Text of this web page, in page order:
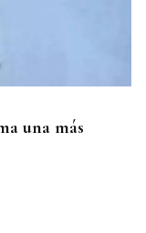
una más